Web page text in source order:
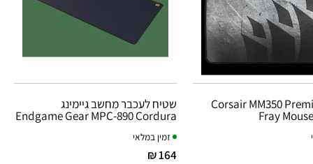
Corsair MM350
Fray
שטיח לעכבר מחשב גיימינג
Endgame Gear MPC-890 Cordura
זמין במלאי
164 ₪